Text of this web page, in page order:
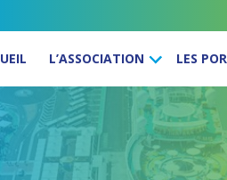
L’ASSOCIATION LES